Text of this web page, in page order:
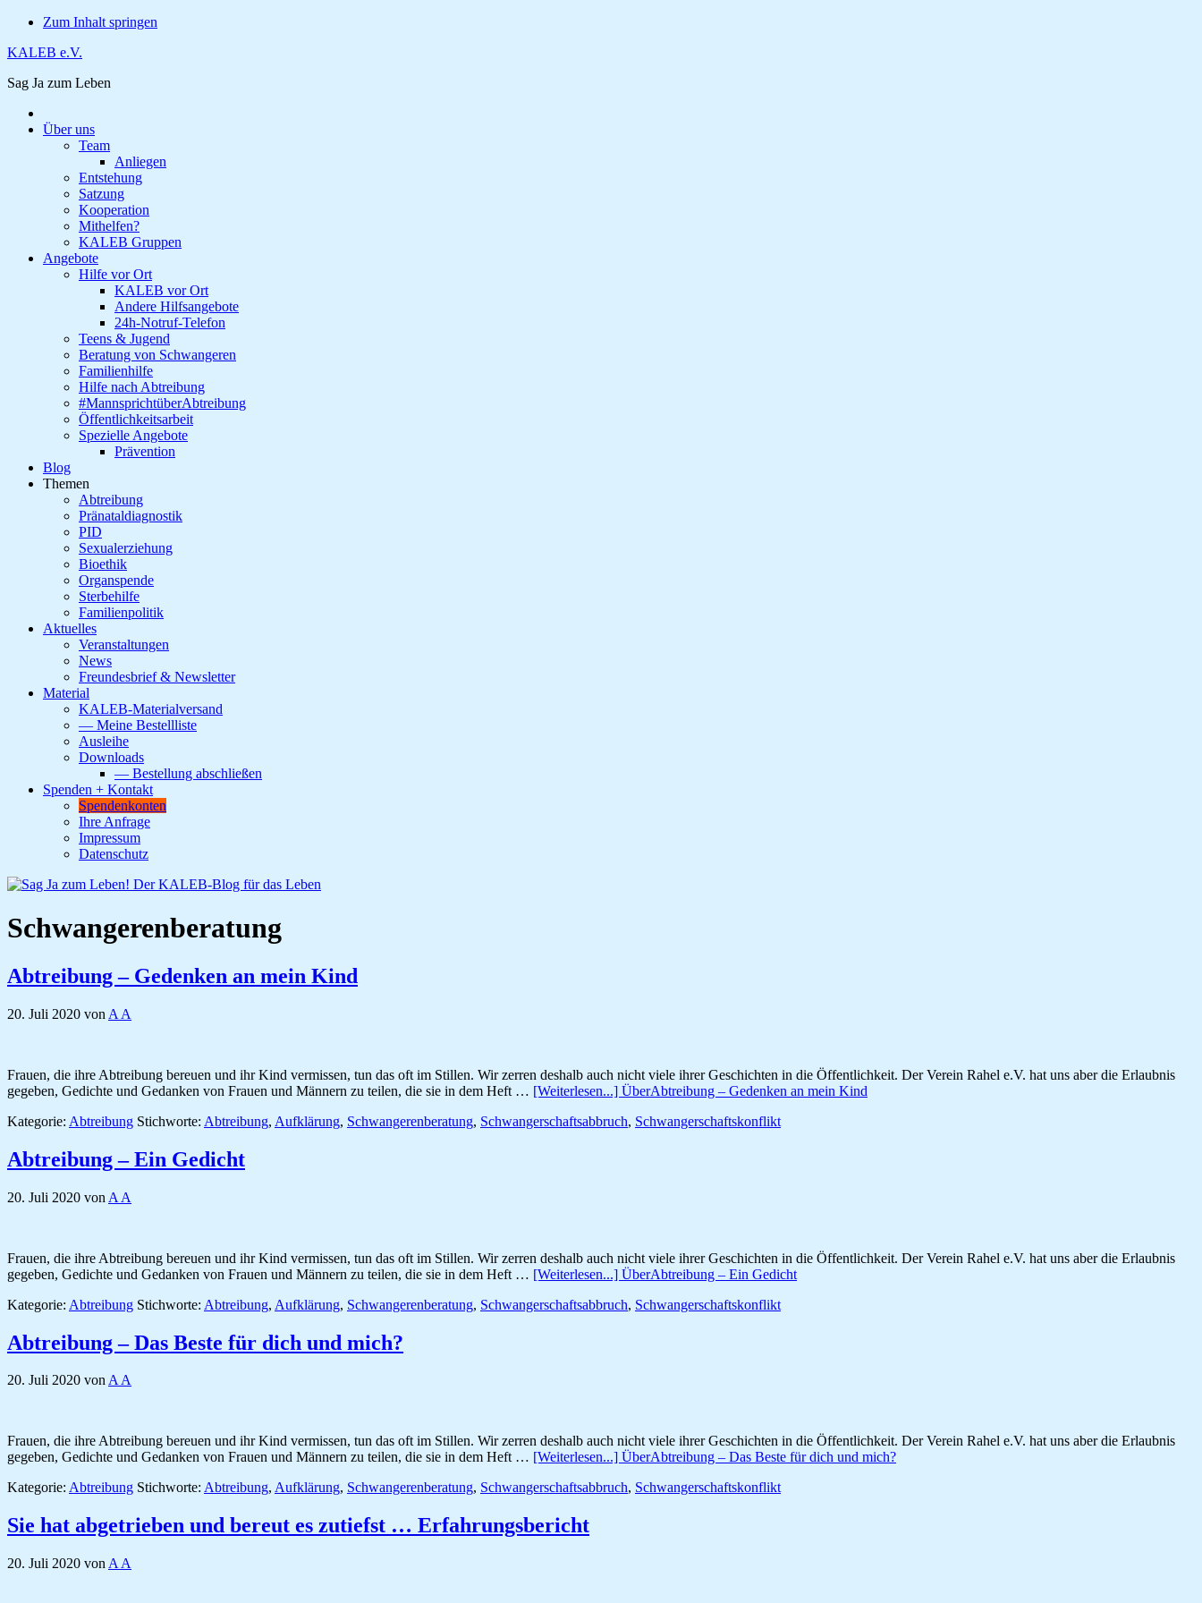
Zum Inhalt springen
KALEB e.V.
Sag Ja zum Leben
Über uns
Team
Anliegen
Entstehung
Satzung
Kooperation
Mithelfen?
KALEB Gruppen
Angebote
Hilfe vor Ort
KALEB vor Ort
Andere Hilfsangebote
24h-Notruf-Telefon
Teens & Jugend
Beratung von Schwangeren
Familienhilfe
Hilfe nach Abtreibung
#MannsprichtüberAbtreibung
Öffentlichkeitsarbeit
Spezielle Angebote
Prävention
Blog
Themen
Abtreibung
Pränataldiagnostik
PID
Sexualerziehung
Bioethik
Organspende
Sterbehilfe
Familienpolitik
Aktuelles
Veranstaltungen
News
Freundesbrief & Newsletter
Material
KALEB-Materialversand
— Meine Bestellliste
Ausleihe
Downloads
— Bestellung abschließen
Spenden + Kontakt
Spendenkonten
Ihre Anfrage
Impressum
Datenschutz
Schwangerenberatung
Abtreibung – Gedenken an mein Kind
20. Juli 2020 von A A
Frauen, die ihre Abtreibung bereuen und ihr Kind vermissen, tun das oft im Stillen. Wir zerren deshalb auch nicht viele ihrer Geschichten in die Öffentlichkeit. Der Verein Rahel e.V. hat uns aber die Erlaubnis
gegeben, Gedichte und Gedanken von Frauen und Männern zu teilen, die sie in dem Heft … [Weiterlesen...] ÜberAbtreibung – Gedenken an mein Kind
Kategorie: Abtreibung Stichworte: Abtreibung, Aufklärung, Schwangerenberatung, Schwangerschaftsabbruch, Schwangerschaftskonflikt
Abtreibung – Ein Gedicht
20. Juli 2020 von A A
Frauen, die ihre Abtreibung bereuen und ihr Kind vermissen, tun das oft im Stillen. Wir zerren deshalb auch nicht viele ihrer Geschichten in die Öffentlichkeit. Der Verein Rahel e.V. hat uns aber die Erlaubnis
gegeben, Gedichte und Gedanken von Frauen und Männern zu teilen, die sie in dem Heft … [Weiterlesen...] ÜberAbtreibung – Ein Gedicht
Kategorie: Abtreibung Stichworte: Abtreibung, Aufklärung, Schwangerenberatung, Schwangerschaftsabbruch, Schwangerschaftskonflikt
Abtreibung – Das Beste für dich und mich?
20. Juli 2020 vonA A
Frauen, die ihre Abtreibung bereuen und ihr Kind vermissen, tun das oft im Stillen. Wir zerren deshalb auch nicht viele ihrer Geschichten in die Öffentlichkeit. Der Verein Rahel e.V. hat uns aber die Erlaubnis
gegeben, Gedichte und Gedanken von Frauen und Männern zu teilen, die sie in dem Heft … [Weiterlesen...] ÜberAbtreibung – Das Beste für dich und mich?
Kategorie: Abtreibung Stichworte: Abtreibung, Aufklärung, Schwangerenberatung, Schwangerschaftsabbruch, Schwangerschaftskonflikt
Sie hat abgetrieben und bereut es zutiefst … Erfahrungsbericht
20. Juli 2020 von A A